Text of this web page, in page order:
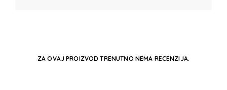
ZA OVAJ PROIZVOD TRENUTNO NEMA RECENZIJA.